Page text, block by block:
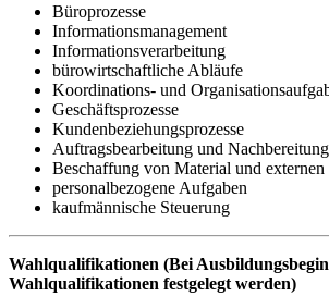
Büroprozesse
Informationsmanagement
Informationsverarbeitung
bürowirtschaftliche Abläufe
Koordinations- und
Geschäftsprozesse
Kundenbeziehungsprozesse
Auftragsbearbeitung und Nachbereitung
Beschaffung von Material und externen
personalbezogene Aufgaben
kaufmännische Steuerung
Wahlqualifikationen (Bei
Wahlqualifikationen festgelegt werden)